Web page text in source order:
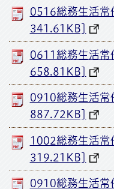
0516総務生活常
341.61KB]
0611総務生活常
658.81KB]
0910総務生活常
887.72KB]
1002総務生活常
319.21KB]
0910総務生活常